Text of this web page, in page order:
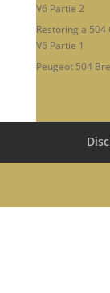
V6 Partie 2
Restoring a 504
V6 Partie 1
Peugeot 504